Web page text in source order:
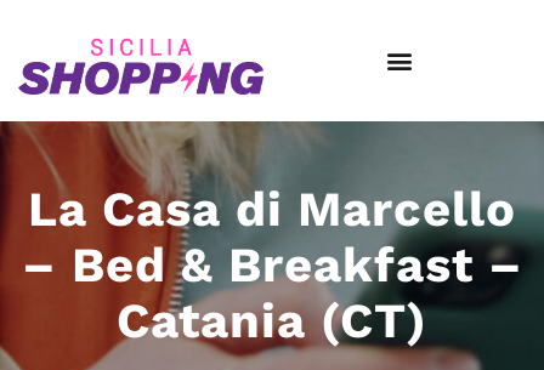
La Casa di Marcello
– Bed & Breakfast –
Catania (CT)